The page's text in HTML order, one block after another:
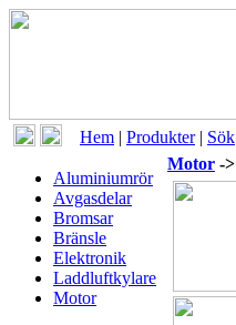
Hem | Produkter| Sök
Aluminiumrör
Avgasdelar
Bromsar
Bränsle
Elektronik
Laddluftkylare
Motor
Motor ->